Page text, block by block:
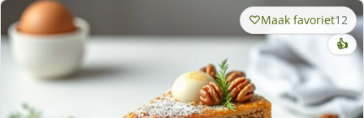
Maak favoriet12
👍